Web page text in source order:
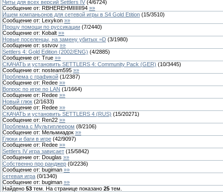
Читы для всех версий Settlers IV (4/6724)
Сообщение от: RBHEREHMIIIIII94 »»
Ищем компаньонов для сетевой игры в S4 Gold Etition (15/3510)
Сообщение от: Lexykon »»
Прошу помощи по руссикации (7/2440)
Сообщение от: Kobalt »»
Новые поселенцы, на замену убитых =D (3/1980)
Сообщение от: sstvov »»
Settlers 4: Gold Edition (2002/ENG) (4/2885)
Сообщение от: True »»
СКАЧАТЬ и установить SETTLERS 4: Community Pack (GER) (10/3445)
Сообщение от: nosteam595 »»
Проблема с графикой (1/2387)
Сообщение от: Redee »»
Вопрос по игре по LAN (1/1664)
Сообщение от: Redee »»
Новый глюк (2/1633)
Сообщение от: Redee »»
СКАЧАТЬ и установить SETTLERS 4 (RUS) (15/20271)
Сообщение от: Ren22 »»
Проблема с Мультиплеером (8/2106)
Сообщение от: Мельмиадок »»
Глюки и баги в игре (42/9097)
Сообщение от: Redee »»
Settlers IV игра зависает (15/5842)
Сообщение от: Douglas »»
Собственно про ранджер (0/2236)
Сообщение от: bugiman »»
сетевая игра (0/1340)
Сообщение от: bugiman »»
Найдено 53 тем. На странице показано 25 тем.